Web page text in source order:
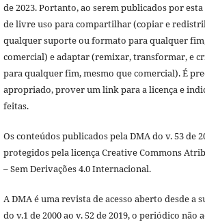
de 2023. Portanto, ao serem publicados por
de livre uso para compartilhar (copiar e
qualquer suporte ou formato para qualquer
comercial) e adaptar (remixar, transformar, e
para qualquer fim, mesmo que comercial). É
apropriado, prover um link para a licença e
feitas.
Os conteúdos publicados pela DMA do v. 53 de
protegidos pela licença Creative Commons
– Sem Derivações 4.0 Internacional.
A DMA é uma revista de acesso aberto desde a
do v.1 de 2000 ao v. 52 de 2019, o periódico não